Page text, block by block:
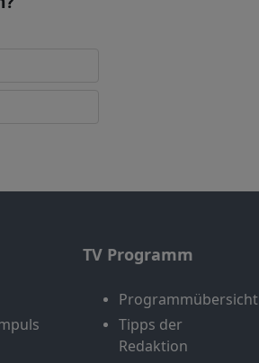
TV Programm
Programmübersicht
Tipps der
Redaktion